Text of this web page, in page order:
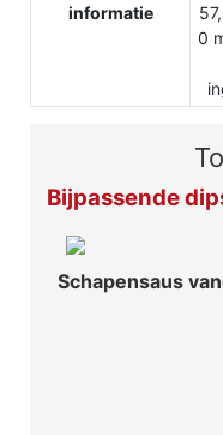
informatie
0
Bijpassende
Schapensaus